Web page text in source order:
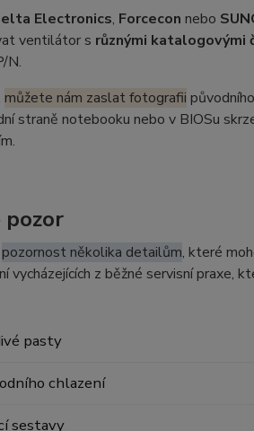
Electronics, Forcecon nebo
ventilátor s různými katalogovými
N.
můžete nám zaslat fotografii
straně notebooku nebo v BIOSu
pozor
pozornost několika detailům, které
vycházejících z běžné servisní praxe,
pasty
chlazení
sestavy